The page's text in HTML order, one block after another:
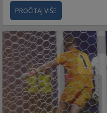
PROČITAJ VIŠE